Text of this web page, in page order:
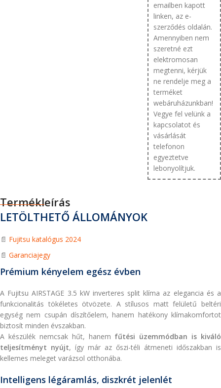
emailben kapott
linken, az e-
szerződés oldalán.
Amennyiben nem
szeretné ezt
elektromosan
megtenni, kérjük
ne rendelje meg a
terméket
webáruházunkban!
Vegye fel velünk a
kapcsolatot és
vásárlását
telefonon
egyeztetve
lebonyolítjuk.
Termékleírás
LETÖLTHETŐ ÁLLOMÁNYOK
📄 Fujitsu katalógus 2024
📄 Garanciajegy
Prémium kényelem egész évben
A Fujitsu AIRSTAGE 3.5 kW inverteres split klíma az elegancia és a
funkcionalitás tökéletes ötvözete. A stílusos matt felületű beltéri
egység nem csupán díszítőelem, hanem hatékony klímakomfortot
biztosít minden évszakban.
A készülék nemcsak hűt, hanem fűtési üzemmódban is kiváló
teljesítményt nyújt, így már az őszi-téli átmeneti időszakban is
kellemes meleget varázsol otthonába.
Intelligens légáramlás, diszkrét jelenlét